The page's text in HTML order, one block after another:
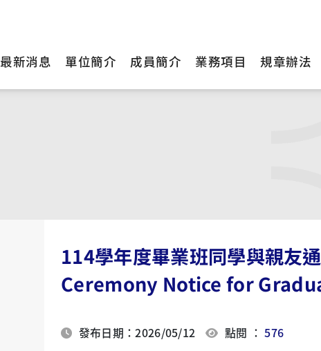
最新消息 單位簡介 成員簡介 業務項目 規章辦法
114學年度畢業班同學與親友
Ceremony Notice for
發布日期：2026/05/12 點閱 ：576